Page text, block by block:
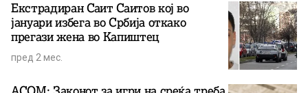
Екстрадиран Саит Саитов кој во
јануари избега во Србија откако
прегази жена во Капиштец
пред 2 мес.